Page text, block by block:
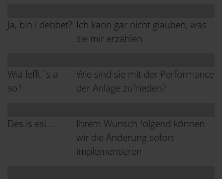
Ja, bin i debbet? Ich kann gar nicht glauben, was
sie mir erzählen
Wia lefft´s a
so?
Wie sind sie mit der Performance
der Anlage zufrieden?
Des is esi …
Ihrem Wunsch folgend können
wir die Änderung sofort
implementieren